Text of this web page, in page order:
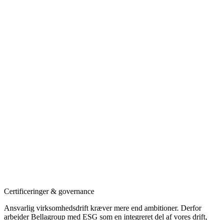
Certificeringer & governance
Ansvarlig virksomhedsdrift kræver mere end ambitioner. Derfor
arbejder Bellagroup med ESG som en integreret del af vores drift,